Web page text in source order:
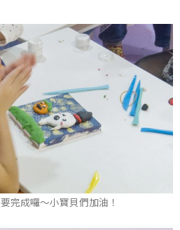
完成囉～小寶貝們加油！